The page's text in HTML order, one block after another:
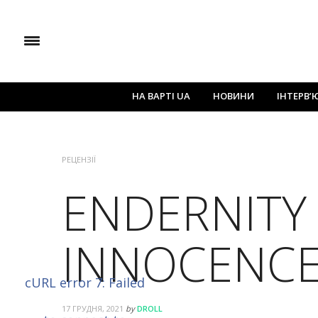
НА ВАРТІ UA НОВИНИ
РЕЦЕНЗІЇ
17 ГРУДНЯ, 2021 by DROLL
cURL error 7: Failed